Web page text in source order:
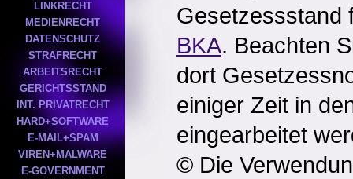
LINKRECHT
MEDIENRECHT
DATENSCHUTZ
STRAFRECHT
ARBEITSRECHT
GERICHTSSTAND
INT. PRIVATRECHT
HARD+SOFTWARE
E-MAIL+SPAM
VIREN+MALWARE
E-GOVERNMENT
Gesetzessstand
BKA. Beachten
dort
einiger Zeit in
eingearbeitet
© Die